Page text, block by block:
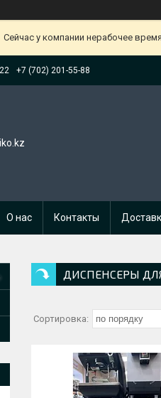
Сейчас у компании нерабочее
+7 (702) 201-55-88
О нас Контакты
ДИСПЕНСЕРЫ